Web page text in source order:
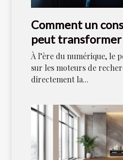
Comment un
peut
stratégie
À l’ère du numérique, le
sur les moteurs de
directement la...